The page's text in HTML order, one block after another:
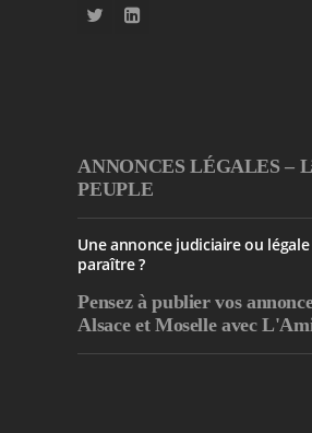
ANNONCES LÉGALES –
PEUPLE
Une annonce judiciaire ou
paraître ?
Pensez à publiervos
Alsace et Moselle avec